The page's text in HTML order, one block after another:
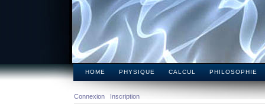
HOME PHYSIQUE CALCUL PHILOSOPHIE
Connexion Inscription